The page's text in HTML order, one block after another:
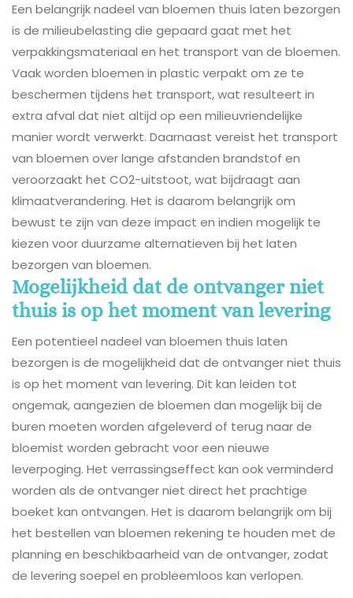
Een belangrijk nadeel van bloemen thuis laten bezorgen
is de milieubelasting die gepaard gaat met het
verpakkingsmateriaal en het transport van de bloemen.
Vaak worden bloemen in plastic verpakt om ze te
beschermen tijdens het transport, wat resulteert in
extra afval dat niet altijd op een milieuvriendelijke
manier wordt verwerkt. Daarnaast vereist het transport
van bloemen over lange afstanden brandstof en
veroorzaakt het CO2-uitstoot, wat bijdraagt aan
klimaatverandering. Het is daarom belangrijk om
bewust te zijn van deze impact en indien mogelijk te
kiezen voor duurzame alternatieven bij het laten
bezorgen van bloemen.
Mogelijkheid dat de ontvanger niet
thuis is op het moment van levering
Een potentieel nadeel van bloemen thuis laten
bezorgen is de mogelijkheid dat de ontvanger niet thuis
is op het moment van levering. Dit kan leiden tot
ongemak, aangezien de bloemen dan mogelijk bij de
buren moeten worden afgeleverd of terug naar de
bloemist worden gebracht voor een nieuwe
leverpoging. Het verrassingseffect kan ook verminderd
worden als de ontvanger niet direct het prachtige
boeket kan ontvangen. Het is daarom belangrijk om bij
het bestellen van bloemen rekening te houden met de
planning en beschikbaarheid van de ontvanger, zodat
de levering soepel en probleemloos kan verlopen.